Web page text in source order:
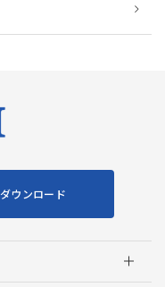
ウンロード